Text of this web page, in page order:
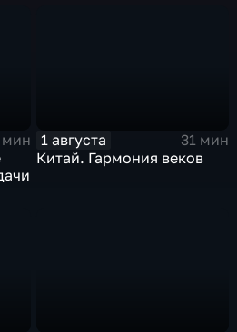
мин
1 августа
31 мин
Китай. Гармония веков